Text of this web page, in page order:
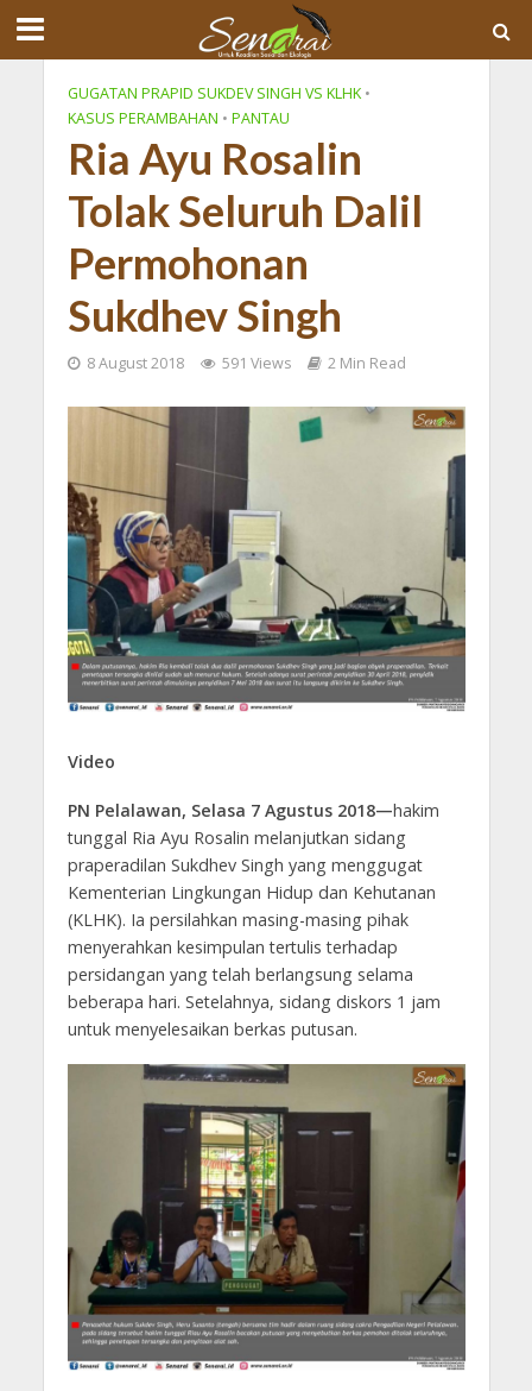
GUGATAN PRAPID SUKDEV SINGH VS KLHK •
KASUS PERAMBAHAN • PANTAU
Ria Ayu Rosalin
Tolak Seluruh Dalil
Permohonan
Sukdhev Singh
8 August 2018 591 Views 2 Min Read
Video
PN Pelalawan, Selasa 7 Agustus 2018—hakim
tunggal Ria Ayu Rosalin melanjutkan sidang
praperadilan Sukdhev Singh yang menggugat
Kementerian Lingkungan Hidup dan Kehutanan
(KLHK). Ia persilahkan masing-masing pihak
menyerahkan kesimpulan tertulis terhadap
persidangan yang telah berlangsung selama
beberapa hari. Setelahnya, sidang diskors 1 jam
untuk menyelesaikan berkas putusan.